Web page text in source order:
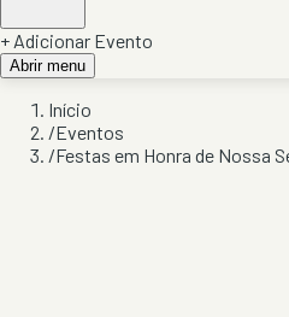
+ Adicionar Evento
Abrir menu
Início
/Eventos
/Festas em Honra de Nossa